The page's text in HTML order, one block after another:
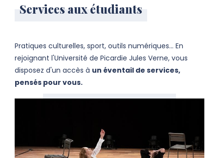
Services aux étudiants
Pratiques culturelles, sport, outils numériques... En
rejoignant l'Université de Picardie Jules Verne, vous
disposez d'un accès à un éventail de services,
pensés pour vous.